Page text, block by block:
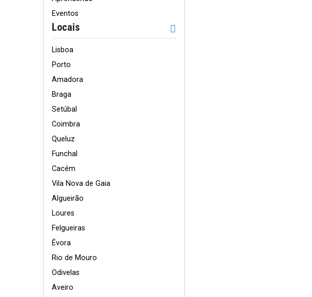
Eventos
Locais
Lisboa
Porto
Amadora
Braga
Setúbal
Coimbra
Queluz
Funchal
Cacém
Vila Nova de Gaia
Algueirão
Loures
Felgueiras
Évora
Rio de Mouro
Odivelas
Aveiro